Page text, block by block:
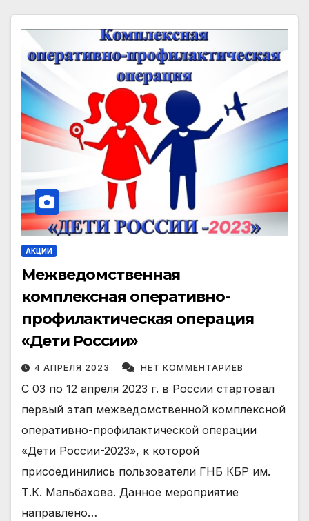
АКЦИИ
Межведомственная
комплексная оперативно-
профилактическая операция
«Дети России»
4 АПРЕЛЯ 2023 НЕТ КОММЕНТАРИЕВ
С 03 по 12 апреля 2023 г. в России стартовал
первый этап межведомственной комплексной
оперативно-профилактической операции
«Дети России-2023», к которой
присоединились пользователи ГНБ КБР им.
Т.К. Мальбахова. Данное мероприятие
направлено…